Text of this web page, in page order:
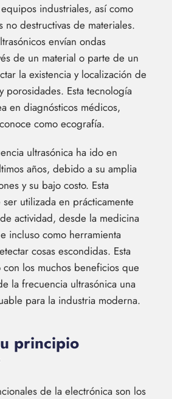
industriales, así como
no destructivas de materiales.
envían ondas
de un material o parte de un
la existencia y localización de
porosidades. Esta tecnología
en diagnósticos médicos,
como ecografía.
ultrasónica ha ido en
años, debido a su amplia
y su bajo costo. Esta
utilizada en prácticamente
actividad, desde la medicina
incluso como herramienta
cosas escondidas. Esta
los muchos beneficios que
la frecuencia ultrasónica una
para la industria moderna.
principio
de la electrónica son los